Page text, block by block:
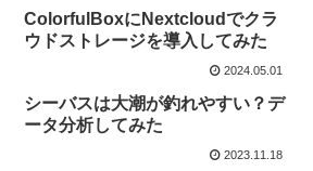
ColorfulBoxにNextcloudでクラ
ウドストレージを導入してみた
2024.05.01
シーバスは大潮が釣れやすい？デ
ータ分析してみた
2023.11.18